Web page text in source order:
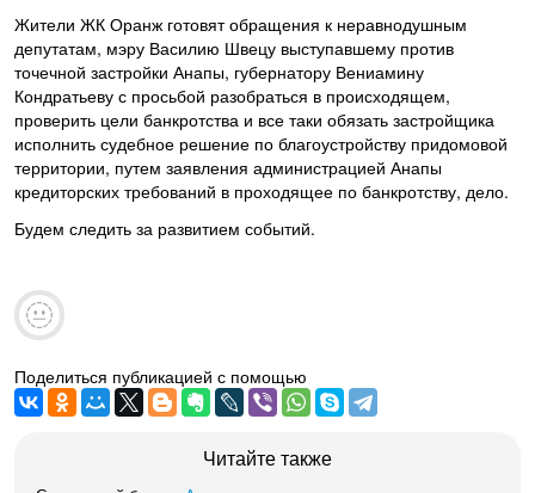
Жители ЖК Оранж готовят обращения к неравнодушным
депутатам, мэру Василию Швецу выступавшему против
точечной застройки Анапы, губернатору Вениамину
Кондратьеву с просьбой разобраться в происходящем,
проверить цели банкротства и все таки обязать застройщика
исполнить судебное решение по благоустройству придомовой
территории, путем заявления администрацией Анапы
кредиторских требований в проходящее по банкротству, дело.
Будем следить за развитием событий.
Поделиться публикацией с помощью
Читайте также